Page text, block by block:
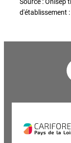
d'établissement :